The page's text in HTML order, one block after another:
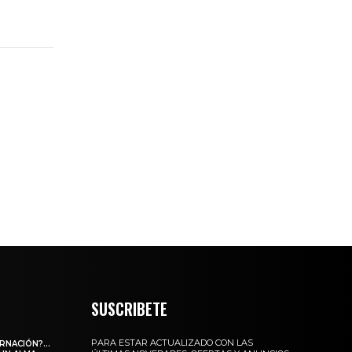
SUSCRIBETE
PARA ESTAR ACTUALIZADO CON LAS